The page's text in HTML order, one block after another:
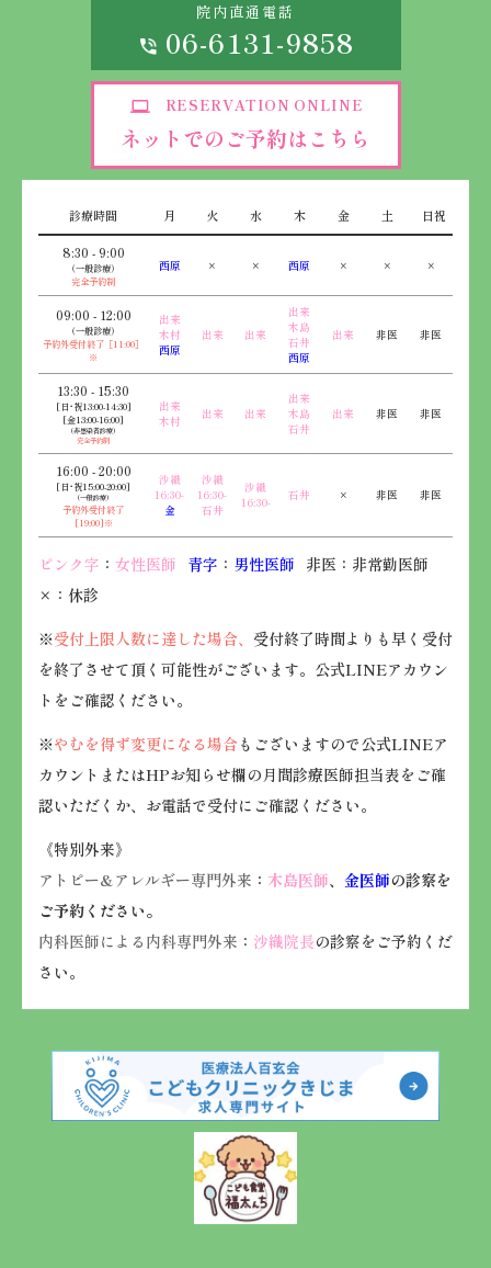
院内直通電話
06-6131-9858
RESERVATION ONLINE
ネットでのご予約はこちら
診療時間 月 火 水 木 金 土 日祝
8:30 - 9:00
（一般診療）
完全予約制
西原 × × 西原 × × ×
09:00 - 12:00
（一般診療）
予約外受付終了［11:00］
※
出来
木村
西原
出来 出来
出来
木島
石井
西原
出来 非医 非医
13:30 - 15:30
[日･祝13:00-14:30]
[金13:00-16:00]
（非感染者診療）
完全予約制
出来
木村
出来 出来
出来
木島
石井
出来 非医 非医
16:00 - 20:00
[日･祝15:00-20:00]
（一般診療）
予約外受付終了
[19:00]※
沙織
16:30-
金
沙織
16:30-
石井
沙織
16:30-
石井 × 非医 非医
ピンク字 ： 女性医師 青字 ： 男性医師 非医：非常勤医師
×：休診
※受付上限人数に達した場合、 受付終了時間よりも早く受付
を終了させて頂く可能性がございます。公式LINEアカウン
トをご確認ください。
※やむを得ず変更になる場合 もございますので公式LINEア
カウントまたはHPお知らせ欄の月間診療医師担当表をご確
認いただくか、お電話で受付にご確認ください。
《特別外来》
アトピー&アレルギー専門外来 ： 木島医師、 金医師の診察を
ご予約ください。
内科医師による内科専門外来 ： 沙織院長の診察をご予約くだ
さい。